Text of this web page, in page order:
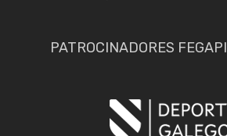
PATROCINADORES FEGAPI